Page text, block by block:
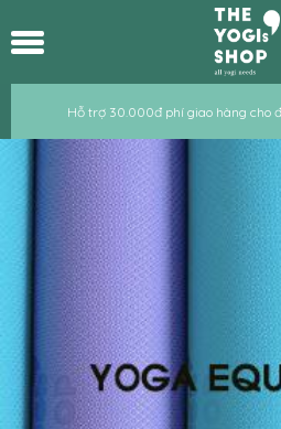
Hỗ trợ 30.000đ phí giao hàng cho